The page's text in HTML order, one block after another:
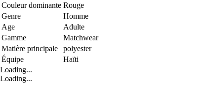
Couleur dominante Rouge
Genre
Homme
Age
Adulte
Gamme
Matchwear
Matière principale
polyester
Équipe
Haïti
Loading...
Loading...